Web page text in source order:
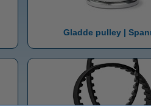
Gladde pulley |